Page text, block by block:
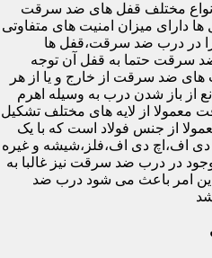
مختلف قفل های ضد سرقت
دارای میزان امنیت های متفاوتی
در درب ضد سرقت،قفل ها
ضد سرقت حتما به قفل آن توجه
های ضد سرقت از خارج و یا از هر
از باز شدن درب به وسیله اهرم
از لایه های مختلف تشکیل
از جنس فولاد است که با یک
دی اف،اچ دی اف،فلز،شیشه و غیره
در درب ضد سرقت نیز غالبا به
امر باعث می شود درب ضد